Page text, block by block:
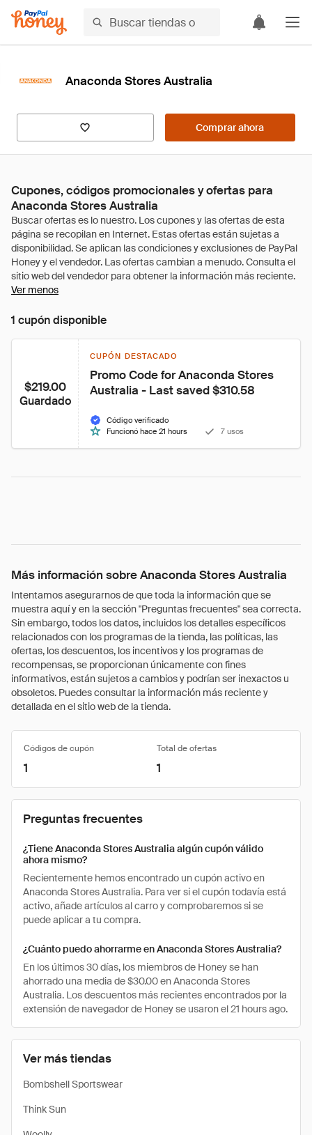
Anaconda Stores Australia
Comprar ahora
Cupones, códigos promocionales y ofertas para
Anaconda Stores Australia
Ver menos
1 cupón disponible
$219.00
Guardado
CUPÓN DESTACADO
Promo Code for Anaconda Stores
Australia - Last saved $310.58
Código verificado
Funcionó hace 21 hours
7 usos
Más información sobre Anaconda Stores Australia
Intentamos asegurarnos de que toda la información que se
muestra aquí y en la sección "Preguntas frecuentes" sea correcta.
Sin embargo, todos los datos, incluidos los detalles específicos
relacionados con los programas de la tienda, las políticas, las
ofertas, los descuentos, los incentivos y los programas de
recompensas, se proporcionan únicamente con fines
informativos, están sujetos a cambios y podrían ser inexactos u
obsoletos. Puedes consultar la información más reciente y
detallada en el sitio web de la tienda.
Ver más tiendas
Bombshell Sportswear
Think Sun
Códigos de cupón Total de ofertas
1 1
Preguntas frecuentes
¿Tiene Anaconda Stores Australia algún cupón válido
ahora mismo?
Recientemente hemos encontrado un cupón activo en
Anaconda Stores Australia. Para ver si el cupón todavía está
activo, añade artículos al carro y comprobaremos si se
puede aplicar a tu compra.
¿Cuánto puedo ahorrarme en Anaconda Stores Australia?
En los últimos 30 días, los miembros de Honey se han
ahorrado una media de $30.00 en Anaconda Stores
Australia. Los descuentos más recientes encontrados por la
extensión de navegador de Honey se usaron el 21 hours ago.